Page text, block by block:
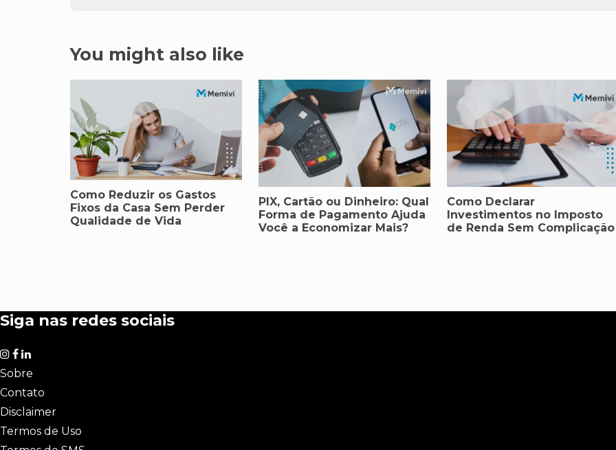
You might also like
Como Reduzir os Gastos
Fixos da Casa Sem Perder
Qualidade de Vida
PIX, Cartão ou Dinheiro: Qual
Forma de Pagamento Ajuda
Você a Economizar Mais?
Como Declarar
Investimentos no Imposto
de Renda Sem Complicação
Siga nas redes sociais
Sobre
Contato
Disclaimer
Termos de Uso